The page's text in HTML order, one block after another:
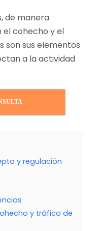
de manera
el cohecho y el
son sus elementos
a la actividad
y regulación
y tráfico de